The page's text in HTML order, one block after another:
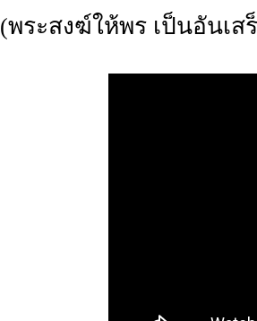
(พระสงฆ์ให้พร เป็นอันเส